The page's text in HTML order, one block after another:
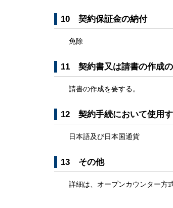
10 契約保証金の納付
免除
11 契約書又は請書の作成
請書の作成を要する。
12 契約手続において使用
日本語及び日本国通貨
13 その他
詳細は、オープンカウンター方